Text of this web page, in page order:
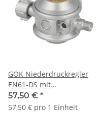
GOK Niederdruckregler
EN61-DS mit
Überdrucksicherung KLF x
G1/4 LH-KN PS 16 bar
57,50 € *
57,50 € pro 1 Einheit